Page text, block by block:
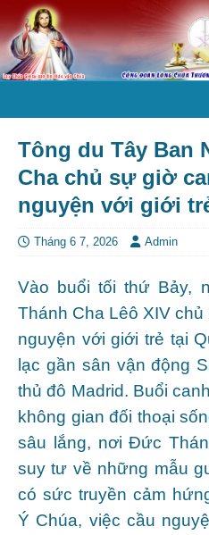
Tông du Tây Ban
Cha chủ sự giờ
nguyện với giới
Tháng 6 7, 2026 Admin
Vào buổi tối thứ Bảy,
Thánh Cha Lêô XIV
nguyện với giới trẻ tại
lạc gần sân vận động
thủ đô Madrid. Buổi
không gian đối thoại
sâu lắng, nơi Đức
suy tư về những mẫu
có sức truyền cảm
Ý Chúa, việc cầu